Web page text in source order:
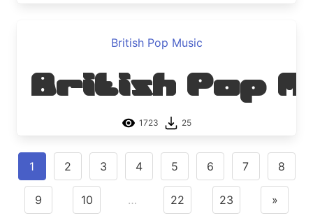
British Pop Music
British Pop
1723 25
1 2 3 4 5 6 7 8
9 10 … 22 23 »